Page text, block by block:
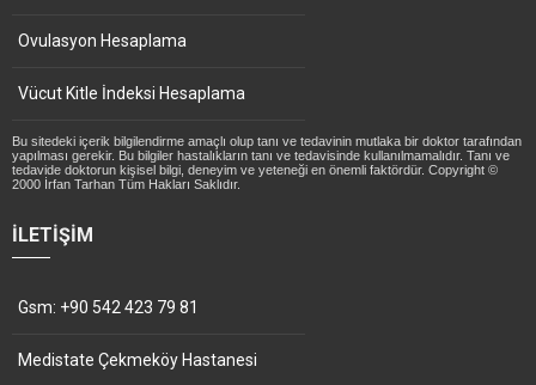
Ovulasyon Hesaplama
Vücut Kitle İndeksi Hesaplama
Bu sitedeki içerik bilgilendirme amaçlı olup tanı ve tedavinin mutlaka bir doktor tarafından
yapılması gerekir. Bu bilgiler hastalıkların tanı ve tedavisinde kullanılmamalıdır. Tanı ve
tedavide doktorun kişisel bilgi, deneyim ve yeteneği en önemli faktördür. Copyright ©
2000 İrfan Tarhan Tüm Hakları Saklıdır.
İLETIŞIM
Gsm: +90 542 423 79 81
Medistate Çekmeköy Hastanesi